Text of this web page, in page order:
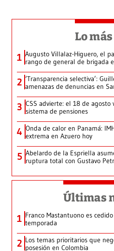
Lo
1 Augusto Villalaz-Higuero, el
rango de general de brigada
2 ‘Transparencia selectiva’:
amenazas de denuncias en
3 CSS advierte: el 18 de
sistema de pensiones
4 Onda de calor en Panamá:
extrema en Azuero hoy
5 Abelardo de la Espriella
ruptura total con Gustavo
Últimas
1 Franco Mastantuono es
temporada
2 Los temas prioritarios que
posesión en Colombia